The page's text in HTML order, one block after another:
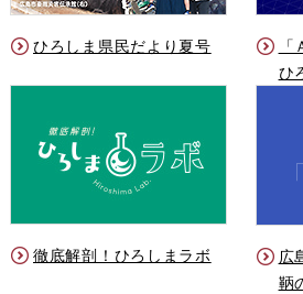
ひろしま県民だより夏号
ひ
徹底解剖！ひろしまラボ
広
鞆